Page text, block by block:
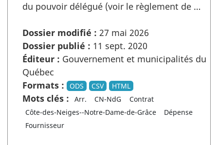
du pouvoir délégué (voir le règlement de …
Dossier modifié : 27 mai 2026
Dossier publié : 11 sept. 2020
Éditeur : Gouvernement et municipalités du
Québec
Formats :
ODS CSV HTML
Mots clés : Arr. CN-NdG
Contrat
Côte-des-Neiges--Notre-Dame-de-Grâce
Dépense
Fournisseur